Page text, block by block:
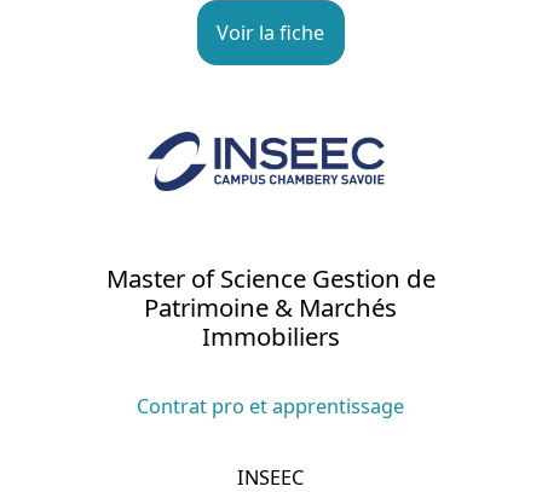
Voir la fiche
Master of Science Gestion de
Patrimoine & Marchés
Immobiliers
Contrat pro et apprentissage
INSEEC